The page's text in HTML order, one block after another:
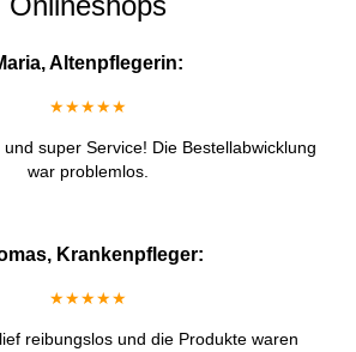
Altenpflegerin:
★★★★★
super Service! Die Bestellabwicklung
war problemlos.
Krankenpfleger:
★★★★★
reibungslos und die Produkte waren